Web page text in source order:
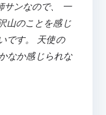
サンなので、 一
山のことを感じ
です。 天使の
なか感じられな